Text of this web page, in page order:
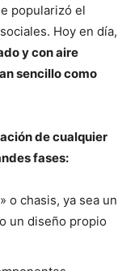
popularizó el
Hoy en día,
y con aire
sencillo como
de cualquier
fases:
o chasis, ya sea un
un diseño propio